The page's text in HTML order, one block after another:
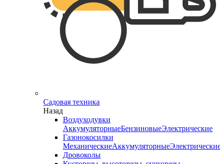
Садовая техника
Назад
Воздуходувки
АккумуляторныеБензиновыеЭлектрические
Газонокосилки
МеханическиеАккумуляторные
Дровоколы